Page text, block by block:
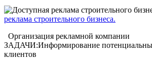
реклама строительного бизнеса.
Организация рекламной компании
ЗАДАЧИ:Информирование
клиентов